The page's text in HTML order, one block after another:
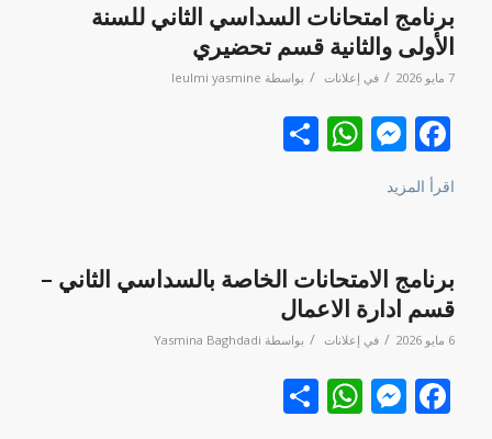
برنامج امتحانات السداسي الثاني للسنة
الأولى والثانية قسم تحضيري
7 مايو 2026 / في إعلانات / بواسطة leulmi yasmine
Facebook
Messenger
WhatsApp
نشر
اقرأ المزيد
برنامج الامتحانات الخاصة بالسداسي الثاني –
قسم ادارة الاعمال
6 مايو 2026 / في إعلانات / بواسطة Yasmina Baghdadi
Facebook
Messenger
WhatsApp
نشر